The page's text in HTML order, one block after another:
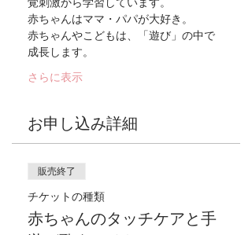
赤ちゃんはママ・パパが大好き。
赤ちゃんやこどもは、「遊び」の中で
成長します。
さらに表示
お申し込み詳細
販売終了
チケットの種類
赤ちゃんのタッチケアと手